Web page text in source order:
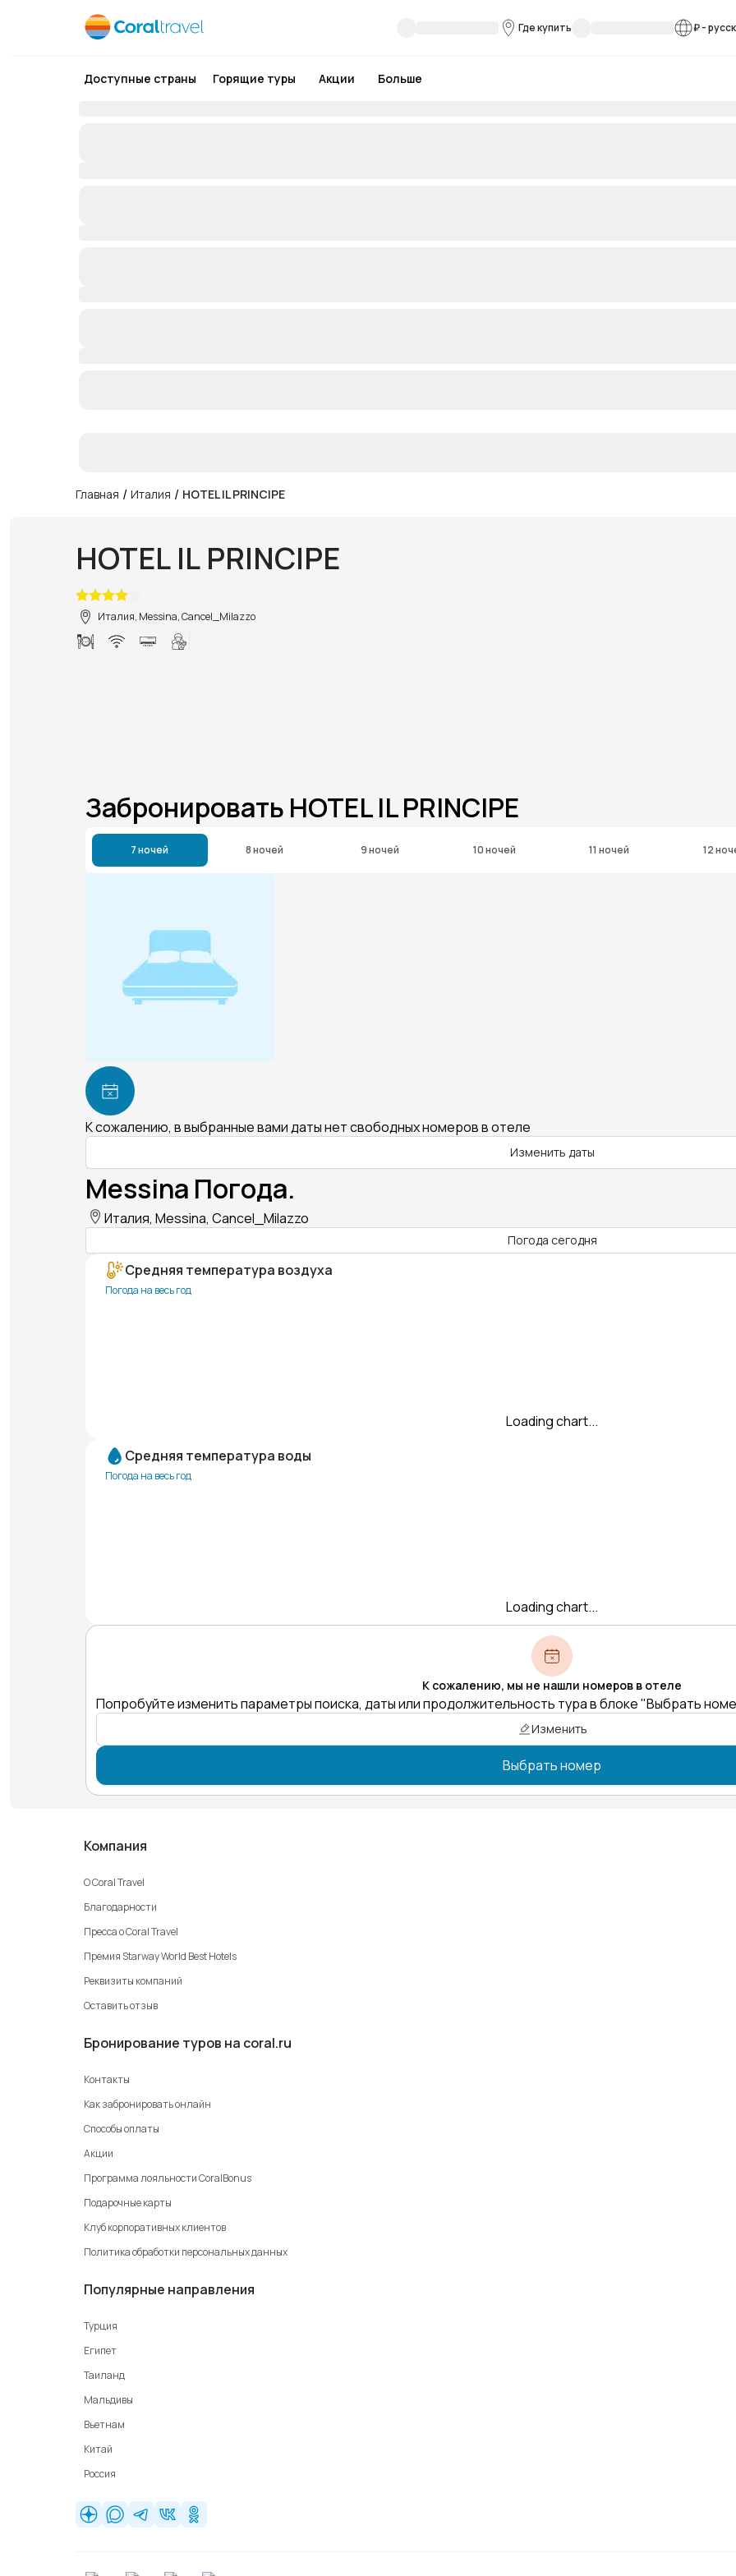
Где купить ₽-
Доступные страны Горящие туры Акции Больше
Главная / Италия / HOTEL IL PRINCIPE
HOTEL IL PRINCIPE
Италия, Messina, Cancel_Milazzo
Забронировать HOTEL IL PRINCIPE
7 ночей 8 ночей 9 ночей 10 ночей 11 ночей 12
К сожалению, в выбранные вами даты нет свободных номеров в отеле
Изменить даты
Messina Погода.
Италия, Messina, Cancel_Milazzo
Погода сегодня
Средняя температура воздуха
Погода на весь год
Loading chart...
Средняя температура воды
Погода на весь год
Loading chart...
К сожалению, мы не нашли номеров в отеле
Попробуйте изменить параметры поиска, даты или продолжительность тура в блоке "Выбрать
Изменить
Выбрать номер
Компания
О Coral Travel
Благодарности
Пресса о Coral Travel
Премия Starway World Best Hotels
Реквизиты компаний
Оставить отзыв
Бронирование туров на coral.ru
Контакты
Как забронировать онлайн
Способы оплаты
Акции
Программа лояльности CoralBonus
Подарочные карты
Клуб корпоративных клиентов
Политика обработки персональных данных
Популярные направления
Турция
Египет
Таиланд
Мальдивы
Вьетнам
Китай
Россия